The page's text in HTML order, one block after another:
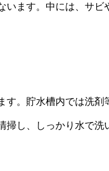
ます。中には、サ
。貯水槽内では洗剤
し、しっかり水で洗